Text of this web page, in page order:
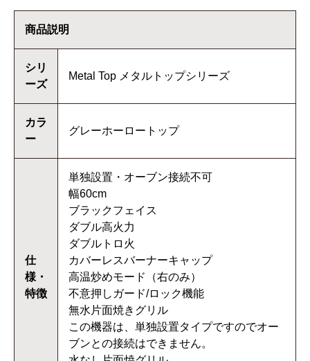
商品説明
シリ
ーズ
Metal Top メタルトップシリーズ
カラ
ー
グレーホーロートップ
仕
様・
特徴
単独設置・オーブン接続不可
幅60cm
ブラックフェイス
ダブル高火力
ダブルトロ火
カバーレスバーナーキャップ
高温炒めモード（右のみ）
不意押しガード/ロック機能
無水片面焼きグリル
この機器は、単独設置タイプですのでオー
ブンとの接続はできません。